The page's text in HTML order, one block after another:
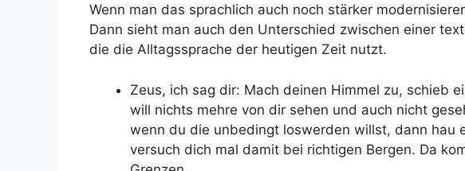
Wenn man das sprachlich auch noch stärker
Dann sieht man auch den Unterschied zwischen einer
die die Alltagssprache der heutigen Zeit nutzt.
Zeus, ich sag dir: Mach deinen Himmel zu, schieb
will nichts mehre von dir sehen und auch nicht
wenn du die unbedingt loswerden willst, dann hau
versuch dich mal damit bei richtigen Bergen. Da